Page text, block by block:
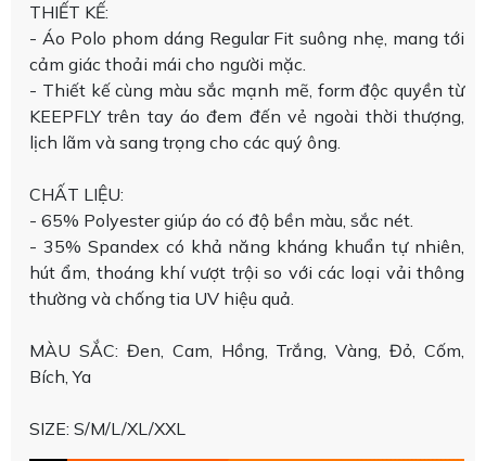
THIẾT KẾ:
- Áo Polo phom dáng Regular Fit suông nhẹ, mang tới
cảm giác thoải mái cho người mặc.
- Thiết kế cùng màu sắc mạnh mẽ, form độc quyền từ
KEEPFLY trên tay áo đem đến vẻ ngoài thời thượng,
lịch lãm và sang trọng cho các quý ông.
CHẤT LIỆU:
- 65% Polyester giúp áo có độ bền màu, sắc nét.
- 35% Spandex có khả năng kháng khuẩn tự nhiên,
hút ẩm, thoáng khí vượt trội so với các loại vải thông
thường và chống tia UV hiệu quả.
MÀU SẮC: Đen, Cam, Hồng, Trắng, Vàng, Đỏ, Cốm,
Bích, Ya
SIZE: S/M/L/XL/XXL